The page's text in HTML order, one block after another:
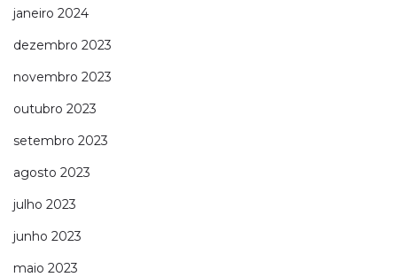
janeiro 2024
dezembro 2023
novembro 2023
outubro 2023
setembro 2023
agosto 2023
julho 2023
junho 2023
maio 2023